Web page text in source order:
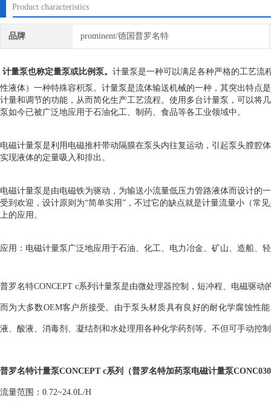
Product characteristics
品牌 prominent/德国普罗名特
计量泵也称定量泵或比例泵。 计量泵是一种可以满足各种严格的工艺流
性液体）一种特殊容积泵。计量泵是流体输送机械的一种，其突出特点
计量和调节的功能，从而简化生产工艺流程。使用多台计量泵，可以将
泵如今已被广泛地应用于石油化工、制药、食品等各工业领域中。
电磁计量泵是利用电磁推杆带动隔膜在泵头内往复运动，引起泵头膛腔
实现液体的定量吸入和排出。
电磁计量泵是由电磁铁为驱动，为输送小流量低压力管路液体而设计的
受到欢迎，设计原则为“简单实用”，不过它的缺点就是计量流量小（常
上的应用。
应用：电磁计量泵广泛地应用于石油、化工、电力冶金、矿山、造船、
普罗名特CONCEPT c系列计量泵是由微处理器控制，短冲程、电磁驱
而为大多数OEM客户所接受。由于泵头材质具有良好的耐化学腐蚀性
液、酸液、消毒剂、凝结剂和水处理用各种化学药剂等。不但可手动控
普罗名特计量泵CONCEPT c系列（普罗名特加药泵电磁计量泵
流量范围：0.72~24.0L/H